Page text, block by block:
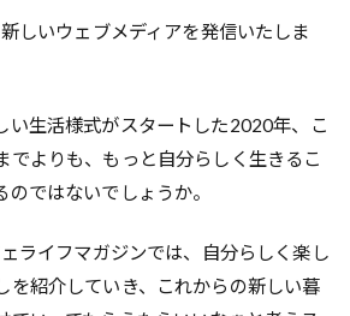
しいウェブメディアを発信いたしま
い生活様式がスタートした2020年、こ
でよりも、もっと自分らしく生きるこ
のではないでしょうか。
ライフマガジンでは、自分らしく楽し
を紹介していき、これからの新しい暮